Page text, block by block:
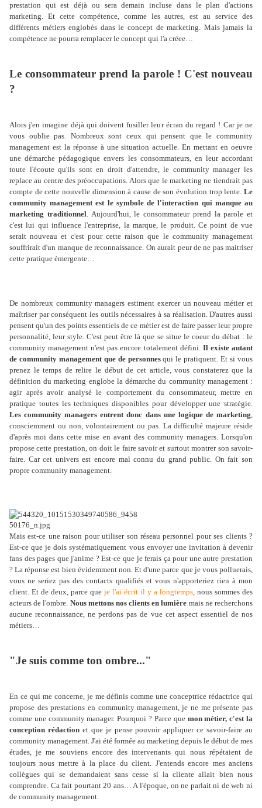
prestation qui est déjà ou sera demain incluse dans le plan d'actions
marketing. Et cette compétence, comme les autres, est au service des
différents métiers englobés dans le concept de marketing. Mais jamais la
compétence ne pourra remplacer le concept qui l'a créee…
Le consommateur prend la parole ! C'est nouveau
?
Alors j'en imagine déjà qui doivent fusiller leur écran du regard ! Car je ne
vous oublie pas. Nombreux sont ceux qui pensent que le community
management est la réponse à une situation actuelle. En mettant en oeuvre
une démarche pédagogique envers les consommateurs, en leur accordant
toute l'écoute qu'ils sont en droit d'attendre, le community manager les
replace au centre des préoccupations. Alors que le marketing ne tiendrait pas
compte de cette nouvelle dimension à cause de son évolution trop lente. Le
community management est le symbole de l'interaction qui manque au
marketing traditionnel. Aujourd'hui, le consommateur prend la parole et
c'est lui qui influence l'entreprise, la marque, le produit. Ce point de vue
serait nouveau et c'est pour cette raison que le community management
souffrirait d'un manque de reconnaissance. On aurait peur de ne pas maitriser
cette pratique émergente…
De nombreux community managers estiment exercer un nouveau métier et
maîtriser par conséquent les outils nécessaires à sa réalisation. D'autres aussi
pensent qu'un des points essentiels de ce métier est de faire passer leur propre
personnalité, leur style. C'est peut être là que se situe le coeur du débat : le
community management n'est pas encore totalement défini. Il existe autant
de community management que de personnesqui le pratiquent. Et si vous
prenez le temps de relire le début de cet article, vous constaterez que la
définition du marketing englobe la démarche du community management :
agir après avoir analysé le comportement du consommateur, mettre en
pratique toutes les techniques disponibles pour développer une stratégie.
Les community managers entrent donc dans une logique de marketing,
consciemment ou non, volontairement ou pas. La difficulté majeure réside
d'après moi dans cette mise en avant des community managers. Lorsqu'on
propose cette prestation, on doit le faire savoir et surtout montrer son savoir-
faire. Car cet univers est encore mal connu du grand public. On fait son
propre community management.
Mais est-ce une raison pour utiliser son réseau personnel pour ses clients ?
Est-ce que je dois systématiquement vous envoyer une invitation à devenir
fans des pages que j'anime ? Est-ce que je ferais ça pour une autre prestation
? La réponse est bien évidemment non. Et d'une parce que je vous polluerais,
vous ne seriez pas des contacts qualifiés et vous n'apporteriez rien à mon
client. Et de deux, parce que je l'ai écrit il y a longtemps, nous sommes des
acteurs de l'ombre. Nous mettons nos clients en lumière mais ne recherchons
aucune reconnaissance, ne perdons pas de vue cet aspect essentiel de nos
métiers…
"Je suis comme ton ombre..."
En ce qui me concerne, je me définis comme une conceptrice rédactrice qui
propose des prestations en community management, je ne me présente pas
comme une community manager. Pourquoi ? Parce que mon métier, c'est la
conception rédactionet que je pense pouvoir appliquer ce savoir-faire au
community management. J'ai été formée au marketing depuis le début de mes
études, je me souviens encore des intervenants qui nous répétaient de
toujours nous mettre à la place du client. J'entends encore mes anciens
collègues qui se demandaient sans cesse si la cliente allait bien nous
comprendre. Ca fait pourtant 20 ans… A l'époque, on ne parlait ni de web ni
de community management.